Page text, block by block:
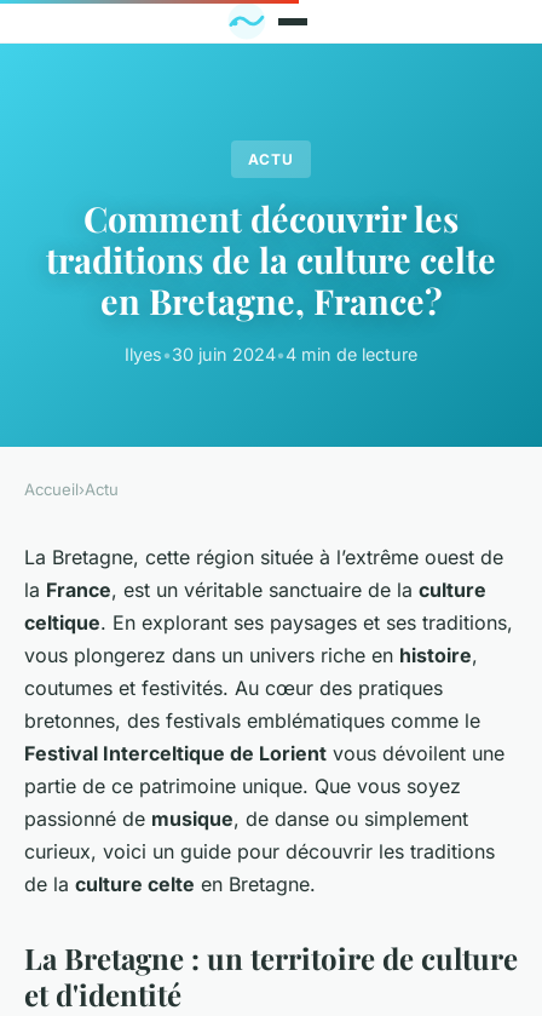
ACTU
Comment découvrir les
traditions de la culture celte
en Bretagne, France?
Ilyes•30 juin 2024•4 min de lecture
Accueil›Actu
La Bretagne, cette région située à l’extrême ouest de
la France, est un véritable sanctuaire de la culture
celtique. En explorant ses paysages et ses traditions,
vous plongerez dans un univers riche en histoire,
coutumes et festivités. Au cœur des pratiques
bretonnes, des festivals emblématiques comme le
Festival Interceltique de Lorient vous dévoilent une
partie de ce patrimoine unique. Que vous soyez
passionné de musique, de danse ou simplement
curieux, voici un guide pour découvrir les traditions
de la culture celte en Bretagne.
La Bretagne : un territoire de culture
et d'identité